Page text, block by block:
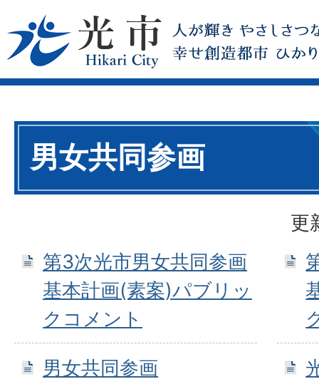
男女共同参画
更
第3次光市男女共同参画
基本計画(素案)パブリッ
クコメント
男女共同参画